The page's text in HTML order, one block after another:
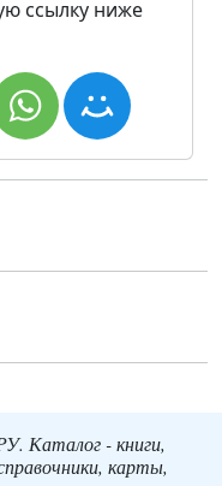
ссылку ниже
Каталог - книги,
карты,